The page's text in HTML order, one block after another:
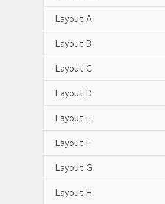
Layout A
Layout B
Layout C
Layout D
Layout E
Layout F
Layout G
Layout H